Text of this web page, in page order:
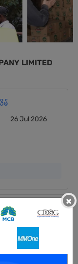
LIMITED
မ်
26 Jul 2026
း/မ
×